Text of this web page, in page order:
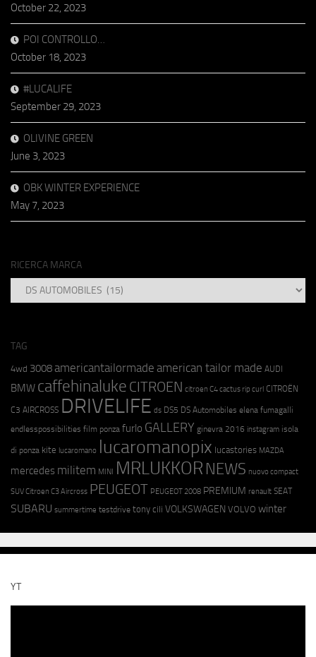
October 22, 2023
POI CONTROLLO…
October 18, 2023
#LUCALIFE
September 29, 2023
OLIVINE GREEN
June 3, 2023
OBK WINTER EXPERIENCE
May 7, 2023
RICERCA MARCA
RICERCA
MARCA
TAG
4wd 3008americantailormade american tailor made AUDI
BMW caffehinaluke CITROEN citroen C4 cactus rip curl CITROËN
C3 AIRCROSS DRIVELIFE ds DS5 DS Automobiles elena fumagalli
endlesspossibilities film ponza furlo GALLERY ginevra 2016 instagram isola
di ponza kite lucaromano lucaromanopix lucastories MAZDA
mercedes militem MINI MRLUKKOR NEWS nuovo compact
SUV Citroen C3 Aircross PEUGEOT PEUGEOT 2008 PREMIUM renault SEAT
SUBARU summertime testdrive tony cili VOLKSWAGEN VOLVO winter
YT